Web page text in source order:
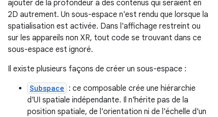
ajouter de la profondeur à des contenus qui seraient en
2D autrement. Un sous-espace n'est rendu que lorsque la
spatialisation est activée. Dans l'affichage restreint ou
sur les appareils non XR, tout code se trouvant dans ce
sous-espace est ignoré.
Il existe plusieurs façons de créer un sous-espace :
Subspace : ce composable crée une hiérarchie
d'UI spatiale indépendante. Il n'hérite pas de la
position spatiale, de l'orientation ni de l'échelle d'un